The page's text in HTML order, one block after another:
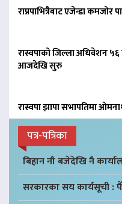
राप्रपाभित्रैबाट एजेन्डा कमजोर
रास्वपाको जिल्ला अधिवेशन
आजदेखि सुरु
रास्वपा झापा सभापतिमा
पत्र-पत्रिका
बिहान नौ बजेदेखि नै
सरकारका सय कार्यसूची :